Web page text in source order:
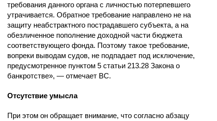
требования данного органа с личностью потерпевшего
утрачивается. Обратное требование направлено не на
защиту неабстрактного пострадавшего субъекта, а на
обезличенное пополнение доходной части бюджета
соответствующего фонда. Поэтому такое требование,
вопреки выводам судов, не подпадает под исключение,
предусмотренное пунктом 5 статьи 213.28 Закона о
банкротстве», — отмечает ВС.
Отсутствие умысла
При этом он обращает внимание, что согласно абзацу